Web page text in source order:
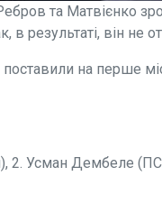
та Матвієнко
в результаті, він не
поставили на перше
2. Усман Дембеле